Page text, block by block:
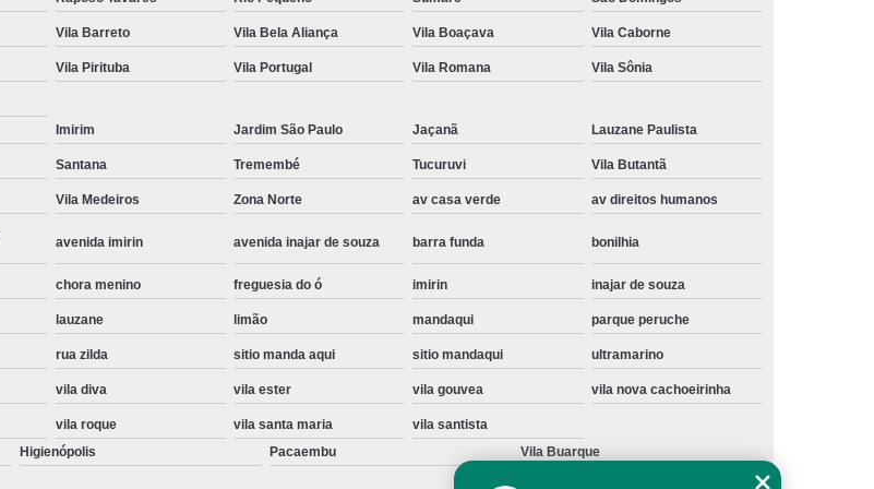
Instalação de Maquina de Lavar Roupa
Instalação de Maquina de Lavar Samsung
Instalação Eletrica Maquina de Lavar Roupa
Instalação Maquina de Lavar Roupa
Instalação para Maquina de Lavar Roupa
Instalar Maquina de Lavar Samsung
Instalar Maquina Lavar Roupa
Maquina de Lavar Roupa Instalação
Samsung Instalação Maquina de Lavar
Instalação de Lava e Seca
Instalação de Lava e Seca Samsung
Instalação de Maquina Lava e Seca
Instalação Lava e Seca
Instalação Lava e Seca Samsung
Instalação Lava Seca
Instalação Maquina Lava e Seca
Instalação Maquina Lava e Seca Samsung
Instalação Samsung Lava e Seca
Lava e Seca Instalação
Lava e Seca Samsung Instalação
Samsung Instalação Lava e Seca
Manutenção de Fogão
Manutenção de Fogão a Gas
Manutenção de Fogão Cooktop
Manutenção de Fogão Electrolux
Manutenção em Fogão
Vila Barreto Vila Bela Aliança Vila Boaçava Vila Caborne
Vila Pirituba Vila Portugal Vila Romana Vila Sônia
Imirim Jardim São Paulo Jaçanã Lauzane Paulista
Santana Tremembé Tucuruvi Vila Butantã
Vila Medeiros Zona Norte av casa verde av direitos humanos
avenida imirin avenida inajar de souza barra funda bonilhia
chora menino freguesia do ó imirin inajar de souza
lauzane limão mandaqui parque peruche
rua zilda sitio manda aqui sitio mandaqui ultramarino
vila diva vila ester vila gouvea vila nova cachoeirinha
vila roque vila santa maria
vila santista
Higienópolis Pacaembu
Vila Buarque